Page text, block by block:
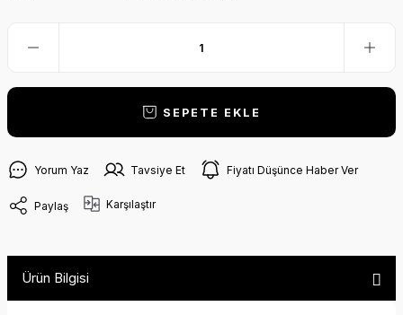
SEPETE EKLE
Yorum Yaz Tavsiye Et Fiyatı Düşünce Haber Ver
Paylaş Karşılaştır
Ürün Bilgisi